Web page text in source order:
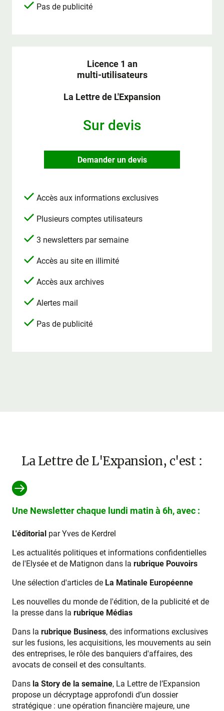
Pas de publicité
Licence 1 an
multi-utilisateurs
La Lettre de L'Expansion
Sur devis
Demander un devis
Accès aux informations exclusives
Plusieurs comptes utilisateurs
3 newsletters par semaine
Accès au site en illimité
Accès aux archives
Alertes mail
Pas de publicité
La Lettre de L'Expansion, c'est :
Une Newsletter chaque lundi matin à 6h, avec :
L'éditorial par Yves de Kerdrel
Les actualités politiques et informations confidentielles
de l'Elysée et de Matignon dans la rubrique Pouvoirs
Une sélection d'articles de La Matinale Européenne
Les nouvelles du monde de l'édition, de la publicité et de
la presse dans la rubrique Médias
Dans la rubrique Business, des informations exclusives
sur les fusions, les acquisitions, les mouvements au sein
des entreprises, le rôle des banquiers d'affaires, des
avocats de conseil et des consultants.
Dans la Story de la semaine, La Lettre de l’Expansion
propose un décryptage approfondi d’un dossier
stratégique : une opération financière majeure, une